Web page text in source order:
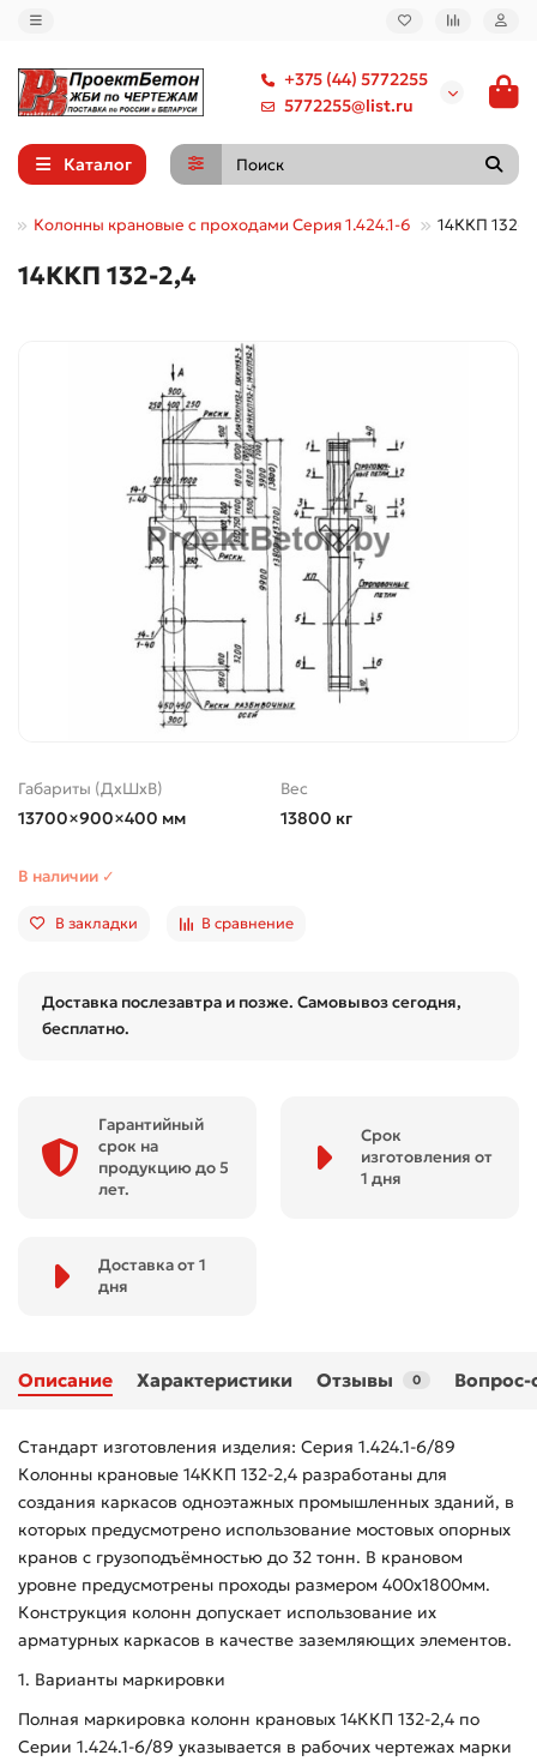
+375 (44) 5772255
5772255@list.ru
Каталог
Колонны крановые с проходами Серия 1.424.1-6 14ККП 132-
14ККП 132-2,4
Габариты (ДхШхВ)
13700×900×400 мм
Вес
13800 кг
В наличии ✓
В закладки В сравнение
Доставка послезавтра и позже. Самовывоз сегодня,
бесплатно.
Гарантийный
срок на
продукцию до 5
лет.
Срок
изготовления от
1 дня
Доставка от 1
дня
Описание Характеристики Отзывы 0 Вопрос-
Стандарт изготовления изделия: Серия 1.424.1-6/89
Колонны крановые 14ККП 132-2,4 разработаны для
создания каркасов одноэтажных промышленных зданий, в
которых предусмотрено использование мостовых опорных
кранов с грузоподъёмностью до 32 тонн. В крановом
уровне предусмотрены проходы размером 400х1800мм.
Конструкция колонн допускает использование их
арматурных каркасов в качестве заземляющих элементов.
1. Варианты маркировки
Полная маркировка колонн крановых 14ККП 132-2,4 по
Серии 1.424.1-6/89 указывается в рабочих чертежах марки